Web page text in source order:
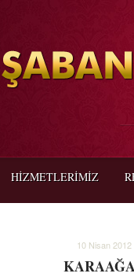
HİZMETLERİMİZ
10 Nisan 2012